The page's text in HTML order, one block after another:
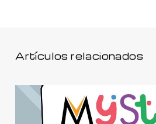
Artículos relacionados